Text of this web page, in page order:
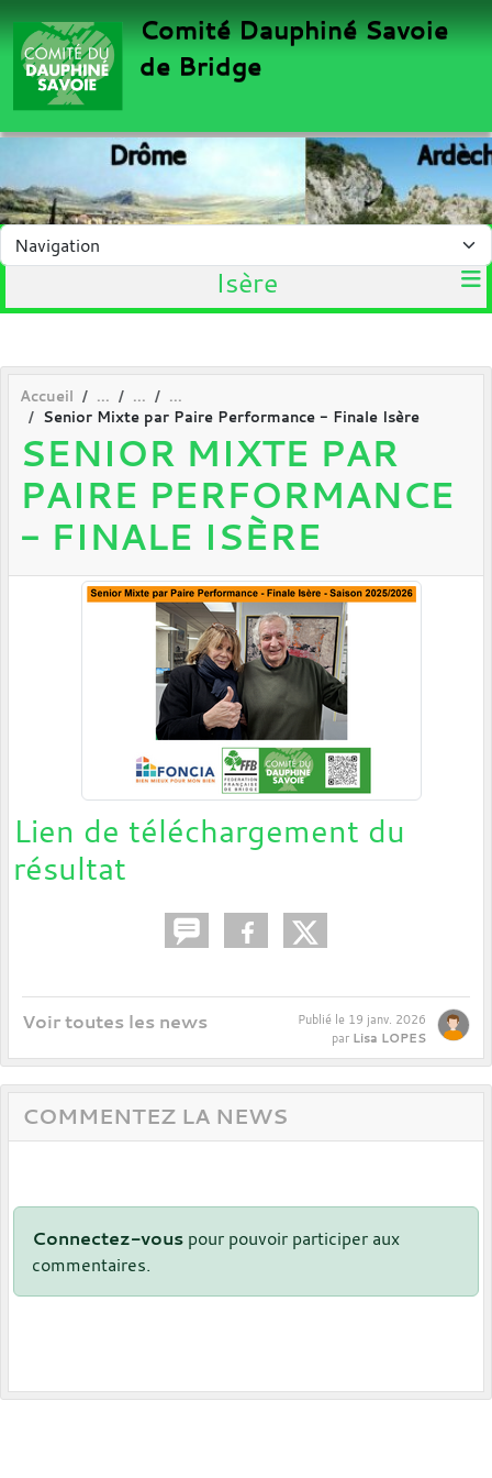
Comité Dauphiné Savoie
de Bridge
Isère
Accueil
Senior Mixte par Paire Performance - Finale Isère
SENIOR MIXTE PAR
PAIRE PERFORMANCE
- FINALE ISÈRE
Lien de téléchargement du
résultat
Voir toutes les news Publié le 19 janv. 2026
par Lisa LOPES
COMMENTEZ LA NEWS
Connectez-vous pour pouvoir participer aux
commentaires.
Panneau de gestion des cookies